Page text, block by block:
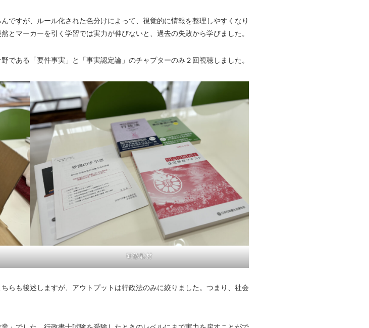
ですが、ルール化された色分けによって、視覚的に情報を整理しやすくなり
とマーカーを引く学習では実力が伸びないと、過去の失敗から学びました。
である「要件事実」と「事実認定論」のチャプターのみ２回視聴しました。
研修教材
らも後述しますが、アウトプットは行政法のみに絞りました。つまり、社会